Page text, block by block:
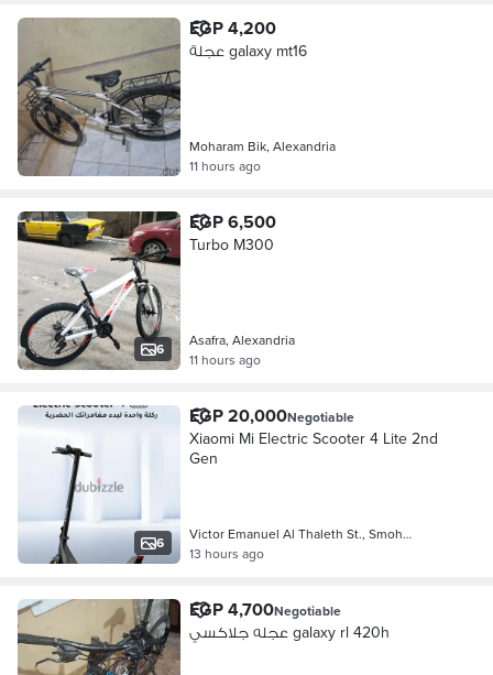
EGP 4,200
عجلة galaxy mt16
Moharam Bik, Alexandria
11 hours ago
6
EGP 6,500
Turbo M300
Asafra, Alexandria
11 hours ago
6
EGP 20,000Negotiable
Xiaomi Mi Electric Scooter 4 Lite 2nd
Gen
Victor Emanuel Al Thaleth St., Smoh…
13 hours ago
EGP 4,700Negotiable
عجله جلاكسي galaxy rl 420h